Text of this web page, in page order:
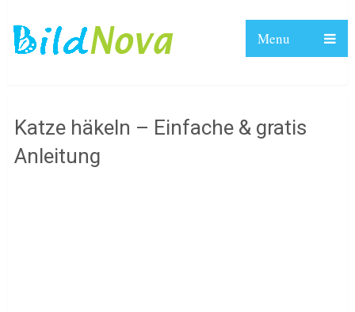
Menu
Katze häkeln – Einfache & gratis
Anleitung